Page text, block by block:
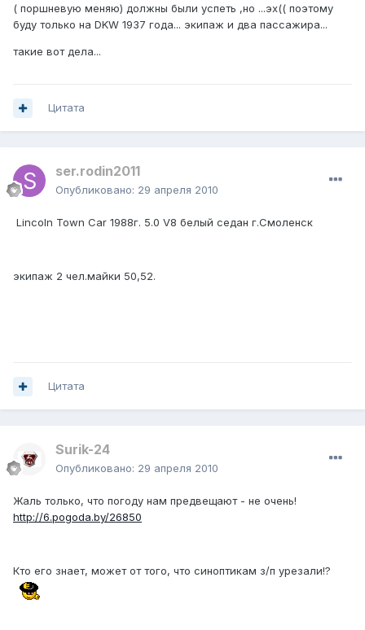
( поршневую меняю) должны были успеть ,но ...эх(( поэтому
буду только на DKW 1937 года... экипаж и два пассажира...
такие вот дела...
Цитата
ser.rodin2011
Опубликовано: 29 апреля 2010
Lincoln Town Car 1988г. 5.0 V8 белый седан г.Смоленск
экипаж 2 чел.майки 50,52.
Цитата
Surik-24
Опубликовано: 29 апреля 2010
Жаль только, что погоду нам предвещают - не очень!
http://6.pogoda.by/26850
Кто его знает, может от того, что синоптикам з/п урезали!?